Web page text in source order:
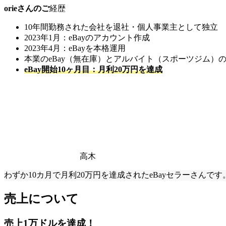
orieさんのご経歴
10年間勤務された会社を退社・個人事業主として独立
2023年1月：eBayのアカウント作成
2023年4月：eBayを本格運用
本業のeBay（無在庫）とアルバイト（スポーツジム）
eBay開始10ヶ月目：月利20万円を達成
高木
わずか10カ月で月利20万円を達成されたeBayセラーさんです。
売上について
売上1万ドルを達成！